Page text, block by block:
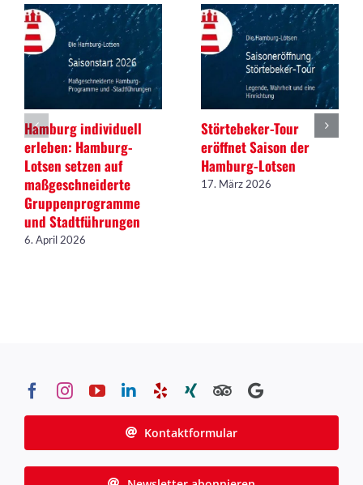
Hamburg individuell
erleben: Hamburg-
Lotsen setzen auf
maßgeschneiderte
Gruppenprogramme
und Stadtführungen
6. April 2026
Störtebeker-Tour
eröffnet Saison der
Hamburg-Lotsen
17. März 2026
Kontaktformular